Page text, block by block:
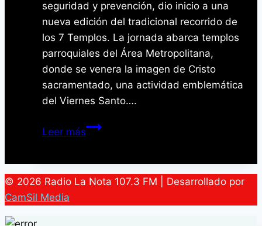
seguridad y prevención, dio inicio a una
nueva edición del tradicional recorrido de
los 7 Templos. La jornada abarca templos
parroquiales del Área Metropolitana,
donde se venera la imagen de Cristo
sacramentado, una actividad emblemática
del Viernes Santo….
Leer másYaracuy
fervor
el
recorrido
© 2026 Radio La Nota 107.3 FM | Desarrollado por
CamSil Media